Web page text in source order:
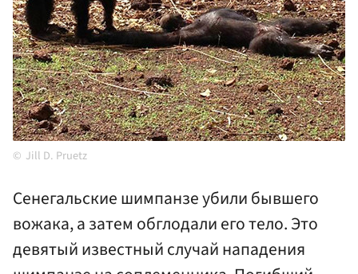
Jill D. Pruetz
Сенегальские шимпанзе убили бывшего
вожака, а затем обглодали его тело. Это
девятый известный случай нападения